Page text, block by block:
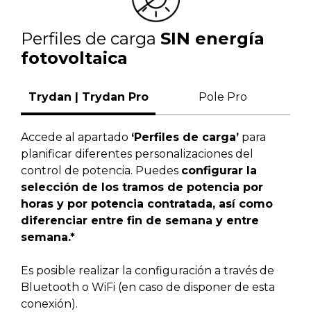
Perfiles de carga SIN energía
fotovoltaica
Trydan | Trydan Pro Pole Pro
Accede al apartado ‘Perfiles de carga’ para
planificar diferentes personalizaciones del
control de potencia. Puedes configurar la
selección de los tramos de potencia por
horas y por potencia contratada, así como
diferenciar entre fin de semana y entre
semana.*
Es posible realizar la configuración a través de
Bluetooth o WiFi (en caso de disponer de esta
conexión).